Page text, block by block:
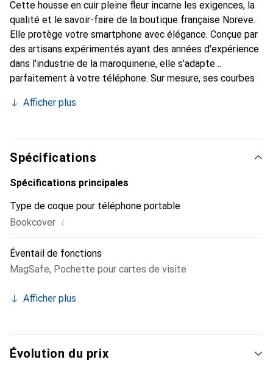
Cette housse en cuir pleine fleur incarne les exigences, la
qualité et le savoir-faire de la boutique française Noreve.
Elle protège votre smartphone avec élégance. Conçue par
des artisans expérimentés ayant des années d'expérience
dans l'industrie de la maroquinerie, elle s'adapte
parfaitement à votre téléphone. Sur mesure, ses courbes
devient l'accessoire chic et indispensable pour votre
internationalement pour ses produits de haute qualité et
constitue un choix fiable pour une clientèle exigeante.
Afficher plus
Spécifications
Spécifications principales
Type de coque pour téléphone portable
Bookcover i
Éventail de fonctions
MagSafe, Pochette pour cartes de visite
Afficher plus
Évolution du prix